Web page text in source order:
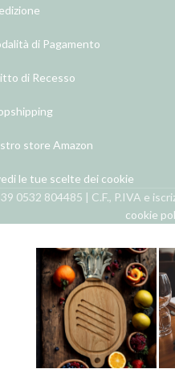
di Pagamento
di Recesso
store Amazon
le tue scelte dei cookie
0532 804485 | C.F., P.IVA e
cookie